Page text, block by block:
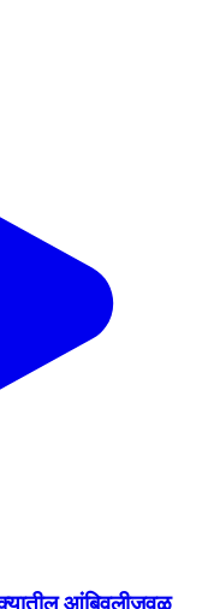
आंबिवलीजवळ